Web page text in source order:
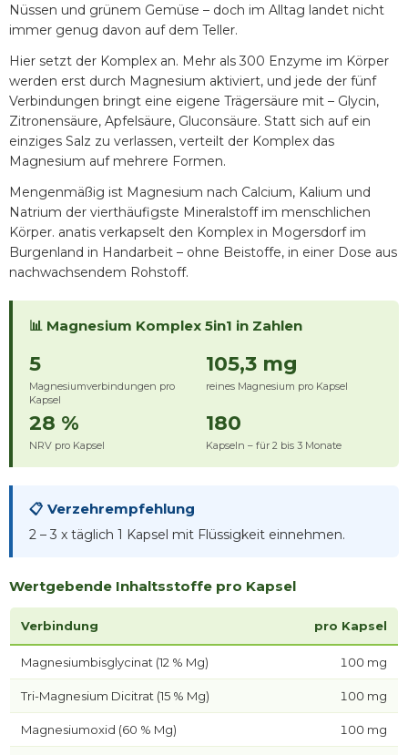
Nüssen und grünem Gemüse – doch im Alltag landet nicht
immer genug davon auf dem Teller.
Hier setzt der Komplex an. Mehr als 300 Enzyme im Körper
werden erst durch Magnesium aktiviert, und jede der fünf
Verbindungen bringt eine eigene Trägersäure mit – Glycin,
Zitronensäure, Apfelsäure, Gluconsäure. Statt sich auf ein
einziges Salz zu verlassen, verteilt der Komplex das
Magnesium auf mehrere Formen.
Mengenmäßig ist Magnesium nach Calcium, Kalium und
Natrium der vierthäufigste Mineralstoff im menschlichen
Körper. anatis verkapselt den Komplex in Mogersdorf im
Burgenland in Handarbeit – ohne Beistoffe, in einer Dose aus
nachwachsendem Rohstoff.
📊 Magnesium Komplex 5in1 in Zahlen
5
Magnesiumverbindungen pro
Kapsel
105,3 mg
reines Magnesium pro Kapsel
28 %
NRV pro Kapsel
180
Kapseln – für 2 bis 3 Monate
📋 Verzehrempfehlung
2 – 3 x täglich 1 Kapsel mit Flüssigkeit einnehmen.
Wertgebende Inhaltsstoffe pro Kapsel
Verbindung pro Kapsel
Magnesiumbisglycinat (12 % Mg) 100 mg
Tri-Magnesium Dicitrat (15 % Mg) 100 mg
Magnesiumoxid (60 % Mg) 100 mg